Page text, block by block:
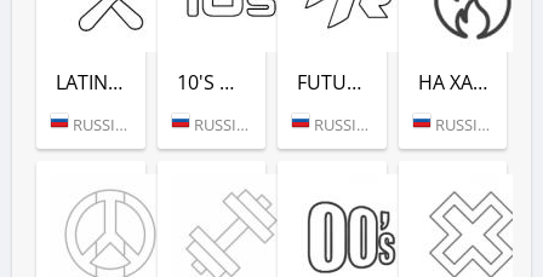
LATINA DANCE (РАДИО РЕКОРД)
RUSSIA (MOSCOW)
10'S DANCE (РАДИО РЕКОРД)
RUSSIA (MOSCOW)
FUTURE RAVE (РАДИО РЕКОРД)
RUSSIA (MOSCOW)
НА ХАЙПЕ (РАДИО РЕКОРД)
RUSSIA (MOSCOW)